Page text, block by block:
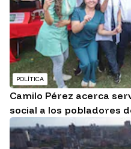
POLÍTICA
Camilo Pérez acerca
social a los pobladores